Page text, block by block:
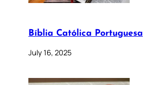
Bíblia Católica Portuguesa
July 16, 2025